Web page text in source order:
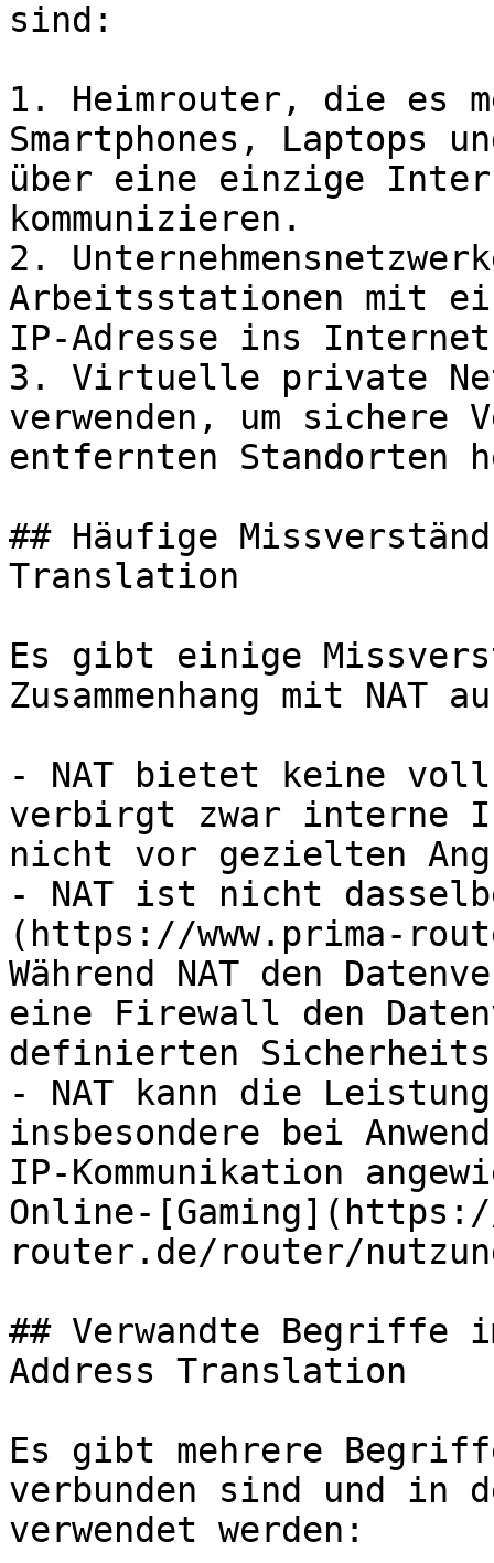
sind:
1. Heimrouter, die es
Smartphones, Laptops
über eine einzige
kommunizieren.
2.
Arbeitsstationen mit
IP-Adresse ins
3. Virtuelle private
verwenden, um sichere
entfernten Standorten
## Häufige
Translation
Es gibt einige
Zusammenhang mit NAT
- NAT bietet keine
verbirgt zwar interne
nicht vor gezielten
- NAT ist nicht
(https://www.prima-
Während NAT den
eine Firewall den
definierten
- NAT kann die
insbesondere bei
IP-Kommunikation
Online-
router.de/router/
## Verwandte Begriffe
Address Translation
Es gibt mehrere
verbunden sind und in
verwendet werden: